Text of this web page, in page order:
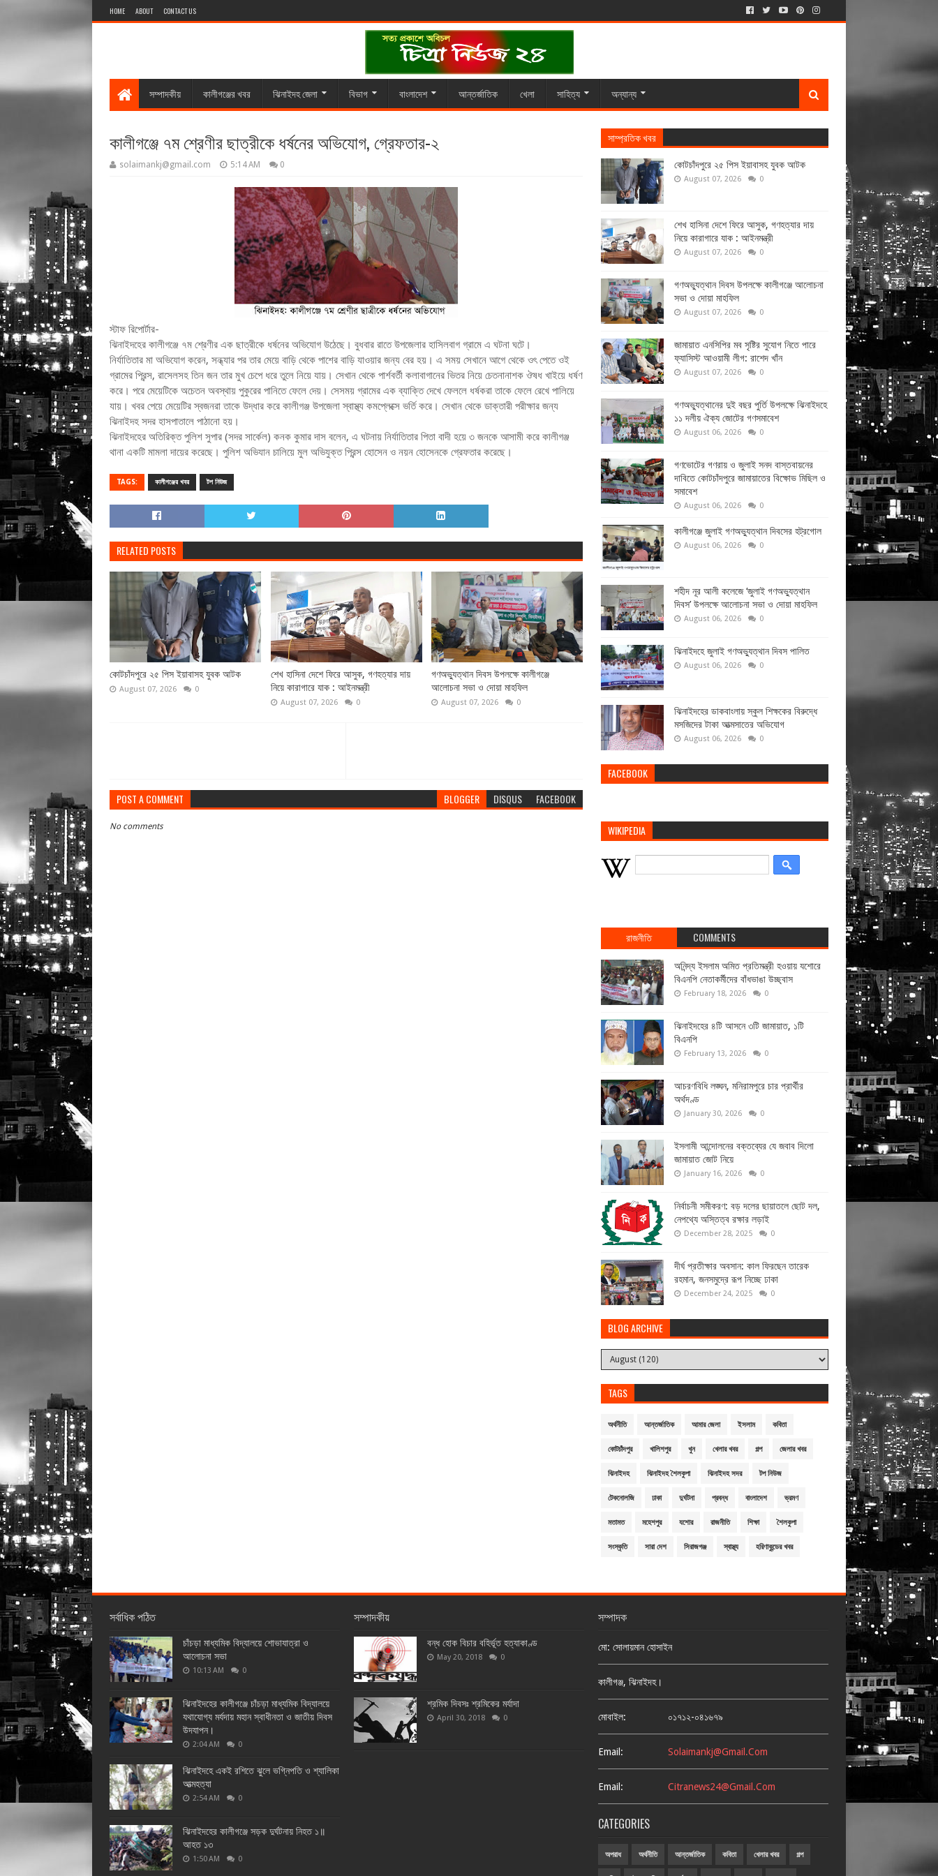
HOME ABOUT CONTACT US
সম্পাদকীয় কালীগঞ্জের খবর ঝিনাইদহ জেলা বিভাগ বাংলাদেশ আন্তর্জাতিক খেলা সাহিত্য অন্যান্য
কালীগঞ্জে ৭ম শ্রেণীর ছাত্রীকে ধর্ষনের অভিযোগ, গ্রেফতার-২
solaimankj@gmail.com 5:14 AM 0
স্টাফ রিপোর্টার-
ঝিনাইদহের কালীগঞ্জে ৭ম শ্রেণীর এক ছাত্রীকে ধর্ষনের অভিযোগ উঠেছে। বুধবার রাতে উপজেলার হাসিলবাগ গ্রামে এ ঘটনা ঘটে।
নির্যাতিতার মা অভিযোগ করেন, সন্ধ্যার পর তার মেয়ে বাড়ি থেকে পাশের বাড়ি যাওয়ার জন্য বের হয়। এ সময় সেখানে আগে থেকে ওৎ পেতে ওই
গ্রামের প্রিন্স, রাসেলসহ তিন জন তার মুখ চেপে ধরে তুলে নিয়ে যায়। সেখান থেকে পার্শবর্তী কলাবাগানের ভিতর নিয়ে চেতনানাশক ঔষধ খাইয়ে ধর্ষণ
করে। পরে মেয়েটিকে অচেতন অবস্থায় পুকুরের পানিতে ফেলে দেয়। সেসময় গ্রামের এক ব্যাক্তি দেখে ফেললে ধর্ষকরা তাকে ফেলে রেখে পালিয়ে
যায়। খবর পেয়ে মেয়েটির স্বজনরা তাকে উদ্ধার করে কালীগঞ্জ উপজেলা স্বাস্থ্য কমপ্লেক্সে ভর্তি করে। সেখান থেকে ডাক্তারী পরীক্ষার জন্য
ঝিনাইদহ সদর হাসপাতালে পাঠানো হয়।
ঝিনাইদহের অতিরিক্ত পুলিশ সুপার (সদর সার্কেল) কনক কুমার দাস বলেন, এ ঘটনায় নির্যাতিতার পিতা বাদী হয়ে ৩ জনকে আসামী করে কালীগঞ্জ
থানা একটি মামলা দায়ের করেছে। পুলিশ অভিযান চালিয়ে মুল অভিযুক্ত প্রিন্স হোসেন ও নয়ন হোসেনকে গ্রেফতার করেছে।
TAGS: কালীগঞ্জের খবর টপ নিউজ
RELATED POSTS
কোটচাঁদপুরে ২৫ পিস ইয়াবাসহ যুবক আটক
August 07, 2026 0
শেখ হাসিনা দেশে ফিরে আসুক, গণহত্যার দায়
নিয়ে কারাগারে যাক : আইনমন্ত্রী
August 07, 2026 0
গণঅভ্যুত্থান দিবস উপলক্ষে কালীগঞ্জে
আলোচনা সভা ও দোয়া মাহফিল
August 07, 2026 0
POST A COMMENT BLOGGER DISQUS FACEBOOK
No comments
সাম্প্রতিক খবর
কোটচাঁদপুরে ২৫ পিস ইয়াবাসহ যুবক আটক
August 07, 2026 0
শেখ হাসিনা দেশে ফিরে আসুক, গণহত্যার দায়
নিয়ে কারাগারে যাক : আইনমন্ত্রী
August 07, 2026 0
গণঅভ্যুত্থান দিবস উপলক্ষে কালীগঞ্জে আলোচনা
সভা ও দোয়া মাহফিল
August 07, 2026 0
জামায়াত এনসিপির মব সৃষ্টির সুযোগ নিতে পারে
ফ্যাসিস্ট আওয়ামী লীগ: রাশেদ খাঁন
August 07, 2026 0
গণঅভ্যুত্থানের দুই বছর পুর্তি উপলক্ষে ঝিনাইদহে
১১ দলীয় ঐক্য জোটের গণসমাবেশ
August 06, 2026 0
গণভোটের গণরায় ও জুলাই সনদ বাস্তবায়নের
দাবিতে কোটচাঁদপুরে জামায়াতের বিক্ষোভ মিছিল ও
সমাবেশ
August 06, 2026 0
কালীগঞ্জে জুলাই গণঅভ্যুত্থান দিবসের হট্রগোল
August 06, 2026 0
শহীদ নূর আলী কলেজে ‘জুলাই গণঅভ্যুত্থান
দিবস’ উপলক্ষে আলোচনা সভা ও দোয়া মাহফিল
August 06, 2026 0
ঝিনাইদহে জুলাই গণঅভ্যুত্থান দিবস পালিত
August 06, 2026 0
ঝিনাইদহের ডাকবাংলায় স্কুল শিক্ষকের বিরুদ্ধে
মসজিদের টাকা আত্মসাতের অভিযোগ
August 06, 2026 0
FACEBOOK
WIKIPEDIA
রাজনীতি COMMENTS
অনিন্দ্য ইসলাম অমিত প্রতিমন্ত্রী হওয়ায় যশোরে
বিএনপি নেতাকর্মীদের বাঁধভাঙা উচ্ছ্বাস
February 18, 2026 0
ঝিনাইদহের ৪টি আসনে ৩টি জামায়াত, ১টি
বিএনপি
February 13, 2026 0
আচরণবিধি লঙ্ঘন, মনিরামপুরে চার প্রার্থীর
অর্থদণ্ড
January 30, 2026 0
ইসলামী আন্দোলনের বক্তব্যের যে জবাব দিলো
জামায়াত জোট নিয়ে
January 16, 2026 0
নির্বাচনী সমীকরণ: বড় দলের ছায়াতলে ছোট দল,
নেপথ্যে অস্তিত্ব রক্ষার লড়াই
December 28, 2025 0
দীর্ঘ প্রতীক্ষার অবসান: কাল ফিরছেন তারেক
রহমান, জনসমুদ্রে রূপ নিচ্ছে ঢাকা
December 24, 2025 0
BLOG ARCHIVE
TAGS
অর্থনীতি আন্তর্জাতিক আমার জেলা ইসলাম কবিতা
কোটচাঁদপুর খালিশপুর খুন খেলার খবর গল্প জেলার খবর
ঝিনাইদহ ঝিনাইদহ শৈলকুপা ঝিনাইদহ সদর টপ নিউজ
টেকনোলজি ঢাকা দুর্ঘটনা প্রবন্ধ বাংলাদেশ ভ্রমণ
মতামত মহেশপুর যশোর রাজনীতি শিক্ষা শৈলকুপা
সংস্কৃতি সারা দেশ সিরাজগঞ্জ স্বাস্থ্য হরিণাকুন্ডের খবর
সর্বাধিক পঠিত
চাঁচড়া মাধ্যমিক বিদ্যালয়ে শোভাযাত্রা ও
আলোচনা সভা
10:13 AM 0
ঝিনাইদহের কালীগঞ্জে চাঁচড়া মাধ্যমিক বিদ্যালয়ে
যথাযোগ্য মর্যদায় মহান স্বাধীনতা ও জাতীয় দিবস
উদযাপন।
2:04 AM 0
ঝিনাইদহে একই রশিতে ঝুলে ভগ্নিপতি ও শ্যালিকা
আত্মহত্যা
2:54 AM 0
ঝিনাইদহের কালীগঞ্জে সড়ক দুর্ঘটনায় নিহত ১॥
আহত ১৩
1:50 AM 0
সম্পাদকীয়
বন্ধ হোক বিচার বহির্ভূত হত্যাকাণ্ড
May 20, 2018 0
শ্রমিক দিবসঃ শ্রমিকের মর্যাদা
April 30, 2018 0
সম্পাদক
মো: সোলায়মান হোসাইন
কালীগঞ্জ, ঝিনাইদহ।
মোবাইল: ০১৭১২-০৪১৬৭৯
Email: Solaimankj@gmail.com
Email: Citranews24@gmail.com
CATEGORIES
অপরাধ অর্থনীতি আন্তর্জাতিক কবিতা খেলার খবর গল্প